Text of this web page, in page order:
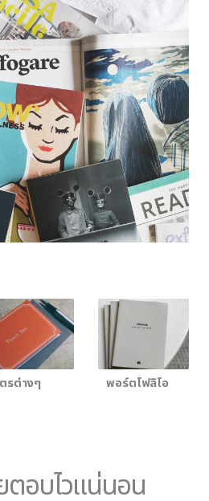
รต่างๆ พอร์ตโฟลิโอ
อบไวแน่นอน